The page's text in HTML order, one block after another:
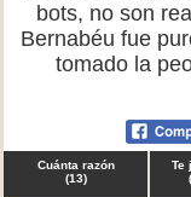
bots, no son
Bernabéu fue
tomado la
Cuánta razón
(13)
Te
(